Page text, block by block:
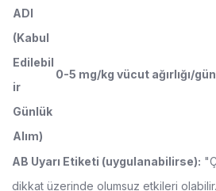
ADI
(Kabul
Edilebil
ir
Günlük
Alım)
0-5 mg/kg vücut ağırlığı/gün
AB Uyarı Etiketi (uygulanabilirse):
dikkat üzerinde olumsuz etkileri